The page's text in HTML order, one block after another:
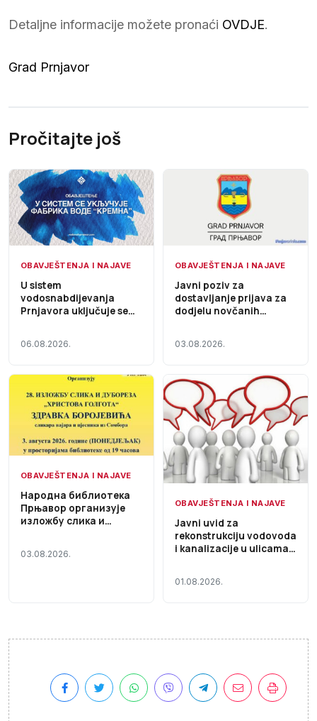
Detaljne informacije možete pronaći OVDJE.
Grad Prnjavor
Pročitajte još
OBAVJEŠTENJA I NAJAVE
U sistem
vodosnabdijevanja
Prnjavora uključuje se
06.08.2026.
OBAVJEŠTENJA I NAJAVE
Javni poziv za
dostavljanje prijava za
dodjelu novčanih
investicionih ulaganja
zgradama na teritoriji
Grada Prnjavor
03.08.2026.
OBAVJEŠTENJA I NAJAVE
Народна библиотека
Прњавор организује
изложбу слика и
03.08.2026.
OBAVJEŠTENJA I NAJAVE
Javni uvid za
rekonstrukciju vodovoda
i kanalizacije u ulicama
01.08.2026.